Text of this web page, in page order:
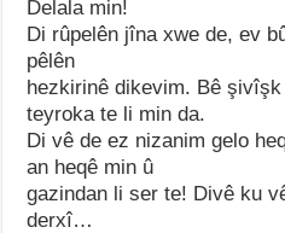
Delala min!
Di rûpelên jîna xwe de, ev
pêlên
hezkirinê dikevim. Bê
teyroka te li min da.
Di vê de ez nizanim gelo
an heqê min û
gazindan li ser te! Divê ku
derxî…